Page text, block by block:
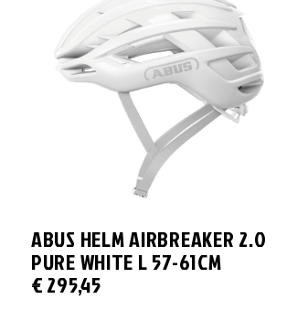
ABUS HELM AIRBREAKER 2.0
PURE WHITE L 57-61CM
€295,45